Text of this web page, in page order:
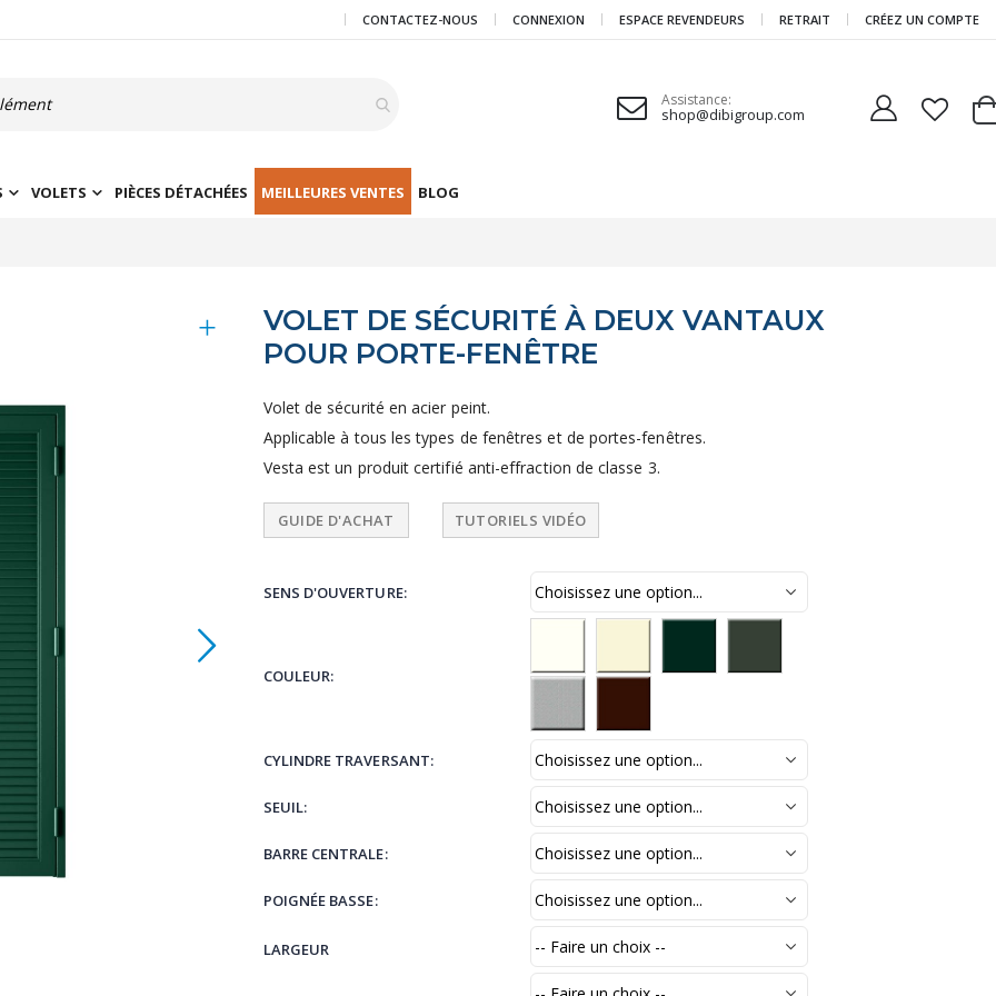
CONTACTEZ-NOUS CONNEXION ESPACE REVENDEURS RETRAIT CRÉEZ UN COMPTE
Assistance:
shop@dibigroup.com
VOLETS PIÈCES DÉTACHÉES MEILLEURES VENTES BLOG
VOLET DE SÉCURITÉ À DEUX VANTAUX
POUR PORTE-FENÊTRE
Volet de sécurité en acier peint.
Applicable à tous les types de fenêtres et de portes-fenêtres.
Vesta est un produit certifié anti-effraction de classe 3.
GUIDE D'ACHAT TUTORIELS VIDÉO
SENS D'OUVERTURE
COULEUR
CYLINDRE TRAVERSANT
SEUIL
BARRE CENTRALE
POIGNÉE BASSE